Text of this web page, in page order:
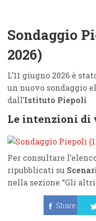
Sondaggio
2026)
L’11 giugno 2026 è
un nuovo sondaggio
dall’Istituto Piepoli
Le intenzioni di
Per consultare
ripubblicati su
nella sezione “Gli
Share